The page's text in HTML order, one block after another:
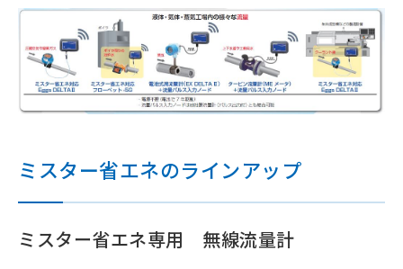
ミスター省エネのラインアップ
ミスター省エネ専用 無線流量計